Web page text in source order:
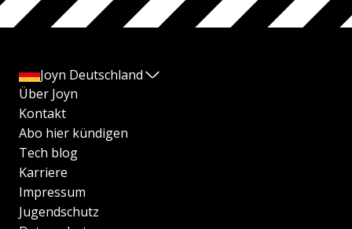
Joyn Deutschland
Über Joyn
Kontakt
Abo hier kündigen
Tech blog
Karriere
Impressum
Jugendschutz